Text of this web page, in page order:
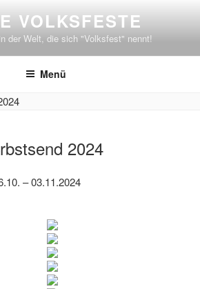
VOLKSFESTE
der Welt, die sich "Volksfest" nennt!
Menü
2024
– 03.11.2024